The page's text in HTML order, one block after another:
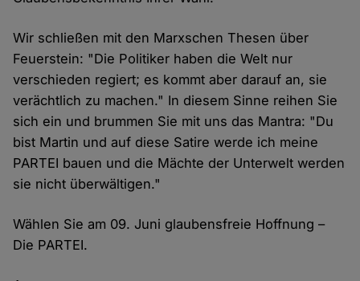
Wir schließen mit den Marxschen Thesen über
Feuerstein: "Die Politiker haben die Welt nur
verschieden regiert; es kommt aber darauf an, sie
verächtlich zu machen." In diesem Sinne reihen Sie
sich ein und brummen Sie mit uns das Mantra: "Du
bist Martin und auf diese Satire werde ich meine
PARTEI bauen und die Mächte der Unterwelt werden
sie nicht überwältigen."
Wählen Sie am 09. Juni glaubensfreie Hoffnung –
Die PARTEI.